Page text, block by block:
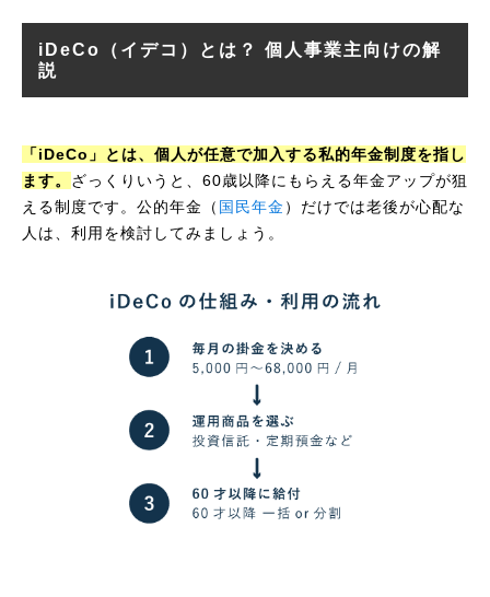
iDeCo（イデコ）とは？ 個人事業主向けの解
説
「iDeCo」とは、個人が任意で加入する私的年金制度を指し
ます。 ざっくりいうと、60歳以降にもらえる年金アップが狙
える制度です。公的年金（ 国民年金 ）だけでは老後が心配な
人は、利用を検討してみましょう。